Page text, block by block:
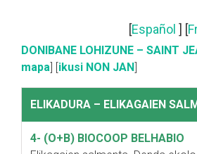
[Español ] [
DONIBANE LOHIZUNE – SAINT
mapa] [ikusi NON JAN]
ELIKADURA – ELIKAGAIEN
4- (O+B) BIOCOOP BELHABIO